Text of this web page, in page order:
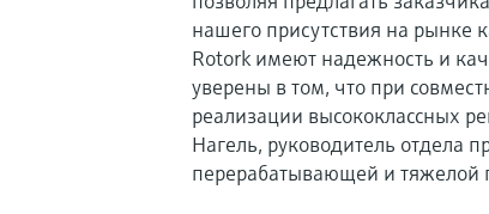
нашего присутствия на рынке
Rotork имеют надежность и
уверены в том, что при
реализации высококлассных
Нагель, руководитель отдела
перерабатывающей и тяжелой